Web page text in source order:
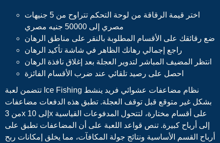
اختر قيمة الرقاقة من لوحة التحكم تتراوح من 5 جنيهات
مصري إلى 50000 جنيه مصري
ضع رقائقك على الأقسام المطلوبة بالنقر على مناطق الرهان
راجع إجمالي رهانك الظاهر في شاشة تأكيد الرهان
انتظر المضيف المباشر لتدوير العجلة بعد إغلاق نافذة الرهان
احصل على رصيد تلقائي عند ضرب الأقسام الفائزة
تتضمن لعبة Ice Fishing نظام مضاعفات عشوائي فريد ينشط
بشكل غير متوقع قبل توقف العجلة. تطبق هذه الدفعات مضاعفات
من 3x إلى 10x على أقسام مختارة، لتتحول المدفوعات القياسية
إلى أرباح كبيرة. تنص قواعد اللعبة على أن المضاعفات تطبق على
أرباح القسم الأساسية ونتائج جولة المكافآت، مما يخلق إمكانات ربح